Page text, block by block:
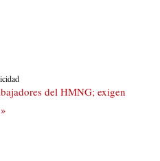
del HMNG; exigen